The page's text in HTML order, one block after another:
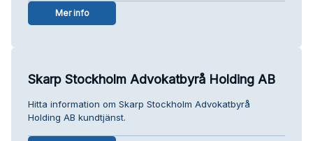
Mer info
Skarp Stockholm Advokatbyrå Holding AB
Hitta information om Skarp Stockholm Advokatbyrå
Holding AB kundtjänst.